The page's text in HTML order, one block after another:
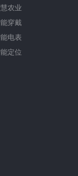
农业
穿戴
电表
定位